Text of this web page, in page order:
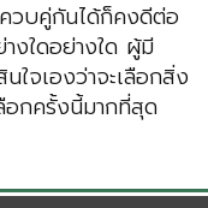
วบคู่กันได้ก็คงดีต่อ
งใดอย่างใด ผู้มี
จเองว่าจะเลือกสิ่ง
อกครั้งนี้มากที่สุด